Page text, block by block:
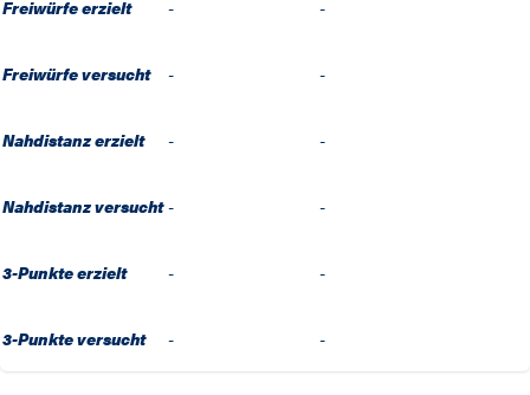
Freiwürfe erzielt - -
Freiwürfe versucht - -
Nahdistanz erzielt - -
Nahdistanz versucht - -
3-Punkte erzielt - -
3-Punkte versucht - -